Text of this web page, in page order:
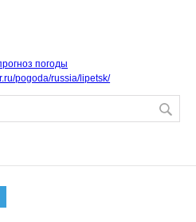
погоды
pogoda/russia/lipetsk/